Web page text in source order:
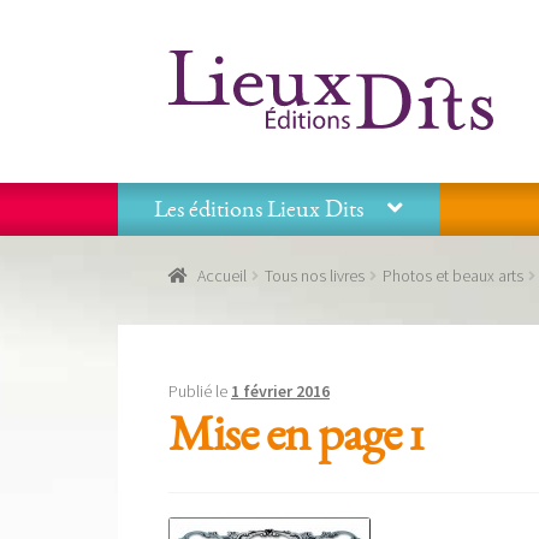
Aller
à
Aller
au
Les éditions Lieux Dits
Accueil Tous nos livres Photos et beaux arts
Publié le 1 février 2016
Mise en page 1